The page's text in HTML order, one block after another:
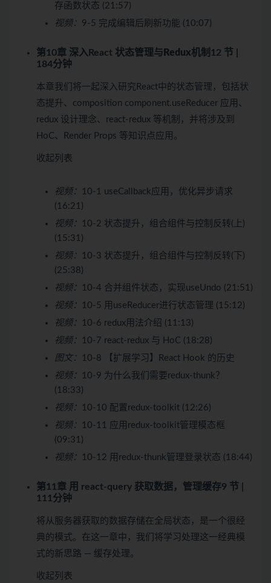
存函数状态 (21:57)
视频： 9-5 完成编辑后刷新功能 (10:07)
第10章 深入React 状态管理与 Redux机制 12 节 |
184分钟
本章我们将一起深入研究React中的状态管理，包括状
态提升、composition component.useReducer 应用、
redux 设计理念、react-redux 等机制，并将涉及到
HoC、Render Props 等知识点应用。
收起列表
视频：
10-1 useCallback应用，优化异步请求
(16:21)
视频：
10-2 状态提升，组合组件与控制反转(上)
(15:31)
视频：
10-3 状态提升，组合组件与控制反转(下)
(25:38)
视频：
10-4 合并组件状态，实现useUndo (21:51)
视频：
10-5 用useReducer进行状态管理 (15:12)
视频：
10-6 redux用法介绍 (11:13)
视频：
10-7 react-redux 与 HoC (18:28)
图文：
10-8 【扩展学习】React Hook 的历史
视频：
10-9 为什么我们需要redux-thunk？
(18:33)
视频：
10-10 配置redux-toolkit (12:26)
视频：
10-11 应用redux-toolkit管理模态框
(09:31)
视频：
10-12 用redux-thunk管理登录状态 (18:44)
第11章 用 react-query 获取数据，管理缓存9 节 |
111分钟
将从服务器获取的数据存储在全局状态，是一个很经
典的模式。在这一章中，我们将学习处理这一经典模
式的新思路 — 缓存处理。
收起列表